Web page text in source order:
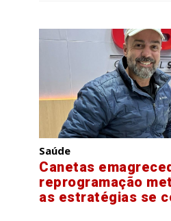
Saúde
Canetas
reprogramação
as estratégias se